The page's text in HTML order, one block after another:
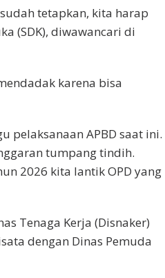
tetapkan, kita harap
(SDK), diwawancari di
karena bisa
pelaksanaan APBD saat ini.
tumpang tindih.
2026 kita lantik OPD yang
Tenaga Kerja (Disnaker)
dengan Dinas Pemuda